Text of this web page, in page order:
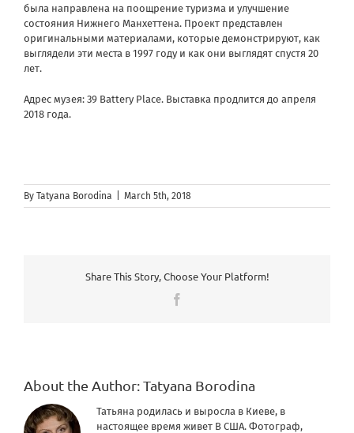
была направлена на поощрение туризма и улучшение
состояния Нижнего Манхеттена. Проект представлен
оригинальными материалами, которые демонстрируют, как
выглядели эти места в 1997 году и как они выглядят спустя 20
лет.
Адрес музея: 39 Battery Place. Выставка продлится до апреля
2018 года.
By Tatyana Borodina March 5th, 2018
Share This Story, Choose Your Platform!
About the Author:Tatyana Borodina
Татьяна родилась и выросла в Киеве, в
настоящее время живет В США. Фотограф,